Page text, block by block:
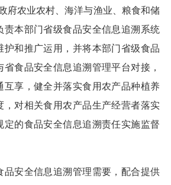
府农业农村、海洋与渔业、粮食和储
责本部门省级食品安全信息追溯系统
护和推广运用，并将本部门省级食品
食品安全信息追溯管理平台对接，
互享，健全并落实食用农产品种植养
，对相关食用农产品生产经营者落实
定的食品安全信息追溯责任实施监督
安全信息追溯管理需要，配合提供